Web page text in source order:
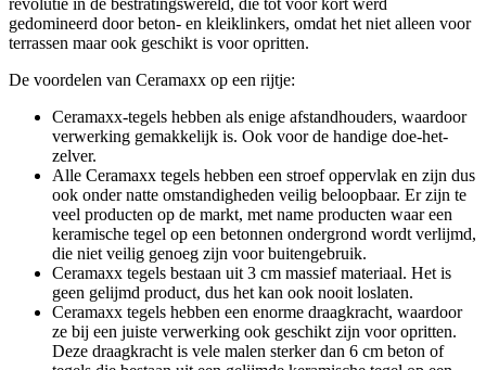
revolutie in de bestratingswereld, die tot voor kort werd
gedomineerd door beton- en kleiklinkers, omdat het niet alleen voor
terrassen maar ook geschikt is voor opritten.
De voordelen van Ceramaxx op een rijtje:
Ceramaxx-tegels hebben als enige afstandhouders, waardoor
verwerking gemakkelijk is. Ook voor de handige doe-het-
zelver.
Alle Ceramaxx tegels hebben een stroef oppervlak en zijn dus
ook onder natte omstandigheden veilig beloopbaar. Er zijn te
veel producten op de markt, met name producten waar een
keramische tegel op een betonnen ondergrond wordt verlijmd,
die niet veilig genoeg zijn voor buitengebruik.
Ceramaxx tegels bestaan uit 3 cm massief materiaal. Het is
geen gelijmd product, dus het kan ook nooit loslaten.
Ceramaxx tegels hebben een enorme draagkracht, waardoor
ze bij een juiste verwerking ook geschikt zijn voor opritten.
Deze draagkracht is vele malen sterker dan 6 cm beton of